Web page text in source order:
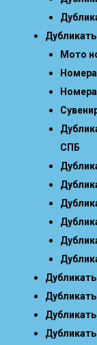
Мото
СПБ